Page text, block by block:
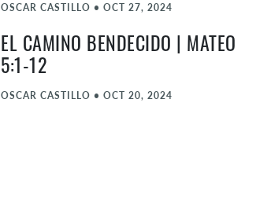
OSCAR CASTILLO • OCT 27, 2024
EL CAMINO BENDECIDO | MATEO
5:1-12
OSCAR CASTILLO • OCT 20, 2024